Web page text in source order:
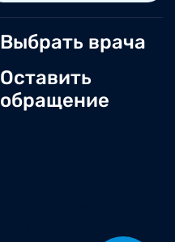
Выбрать врача
Оставить
обращение